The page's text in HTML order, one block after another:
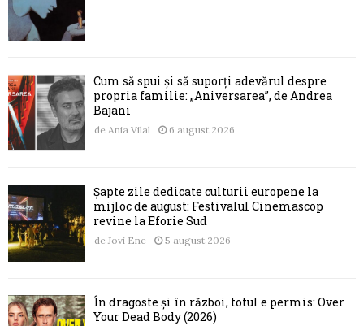
Cum să spui și să suporți adevărul despre
propria familie: „Aniversarea”, de Andrea
Bajani
de Ania Vilal 6 august 2026
Șapte zile dedicate culturii europene la
mijloc de august: Festivalul Cinemascop
revine la Eforie Sud
de Jovi Ene 5 august 2026
În dragoste și în război, totul e permis: Over
Your Dead Body (2026)